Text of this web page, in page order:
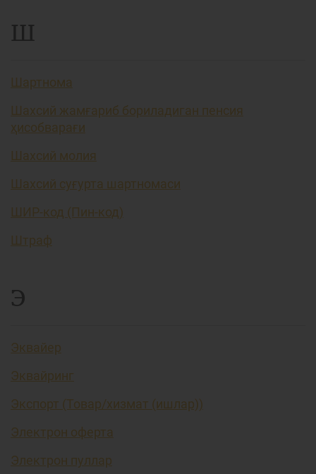
Ш
Шартнома
Шахсий жамғариб бориладиган пенсия
ҳисобварағи
Шахсий молия
Шахсий суғурта шартномаси
ШИР-код (Пин-код)
Штраф
Э
Эквайер
Эквайринг
Экспорт (Товар/хизмат (ишлар))
Электрон оферта
Электрон пуллар